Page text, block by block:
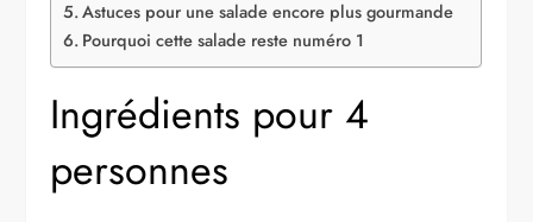
Astuces pour une salade encore plus gourmande
Pourquoi cette salade reste numéro 1
Ingrédients pour 4
personnes